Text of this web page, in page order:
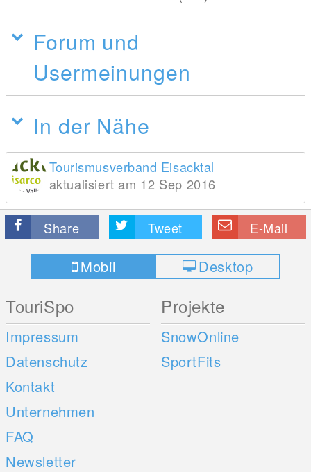
Forum und
Usermeinungen
In der Nähe
Tourismusverband Eisacktal
aktualisiert am 12 Sep 2016
Share Tweet E-Mail
Mobil Desktop
TouriSpo
Impressum
Datenschutz
Kontakt
Unternehmen
FAQ
Newsletter
Projekte
SnowOnline
SportFits